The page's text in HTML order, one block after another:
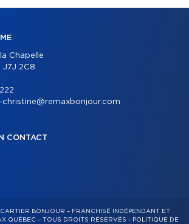
Chapelle
J7J 2C8
christine@remaxbonjour.com
CONTACT
BONJOUR – FRANCHISÉ INDÉPENDANT ET
QUÉBEC – TOUS DROITS RÉSERVÉS - POLITIQUE DE